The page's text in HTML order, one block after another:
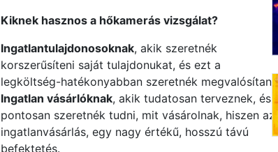
Kiknek hasznos a hőkamerás vizsgálat?
Ingatlantulajdonosoknak, akik szeretnék
korszerűsíteni saját tulajdonukat, és ezt a
legköltség-hatékonyabban szeretnék megvalósítani.
Ingatlan vásárlóknak, akik tudatosan terveznek, és
pontosan szeretnék tudni, mit vásárolnak, hiszen az
ingatlanvásárlás, egy nagy értékű, hosszú távú
befektetés.